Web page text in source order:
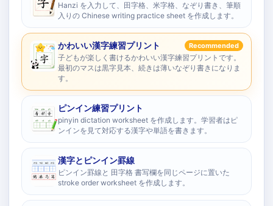
Hanzi を入力して、田字格、米字格、なぞり書き、筆順
入りの Chinese writing practice sheet を作成します。
かわいい漢字練習プリント Recommended
子どもが楽しく書けるかわいい漢字練習プリントです。
最初のマスは黒字見本、続きは薄いなぞり書きになりま
す。
ピンイン練習プリント
pinyin dictation worksheet を作成します。学習者はピ
ンインを見て対応する漢字や単語を書きます。
漢字とピンイン罫線
ピンイン罫線と 田字格 書写欄を同じページに置いた
stroke order worksheet を作成します。